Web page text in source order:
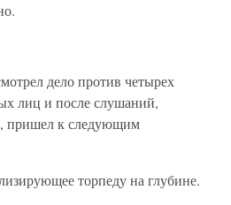
дело против четырех
лиц и после слушаний,
пришел к следующим
торпеду на глубине.